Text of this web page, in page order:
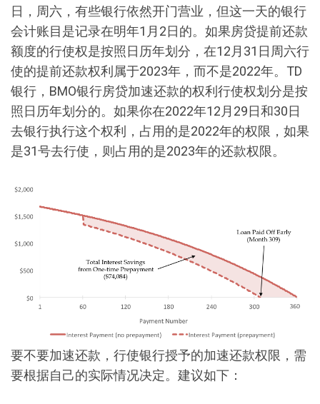
日，周六，有些银行依然开门营业，但这一天的银行
会计账目是记录在明年1月2日的。如果房贷提前还款
额度的行使权是按照日历年划分，在12月31日周六行
使的提前还款权利属于2023年，而不是2022年。TD
银行，BMO银行房贷加速还款的权利行使权划分是按
照日历年划分的。如果你在2022年12月29日和30日
去银行执行这个权利，占用的是2022年的权限，如果
是31号去行使，则占用的是2023年的还款权限。
要不要加速还款，行使银行授予的加速还款权限，需
要根据自己的实际情况决定。建议如下：